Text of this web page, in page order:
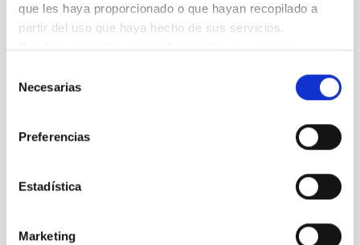
que les haya proporcionado o que hayan recopilado a
partir del uso que haya hecho de sus servicios.
Puedes consultar más información en nuestra
Necesarias
Preferencias
Estadística
Marketing
nuestro equipo
todas tus dudas para que puedas tomar la mejor decisión para
ti o para tus seres queridos.
Selecciona que necesitas